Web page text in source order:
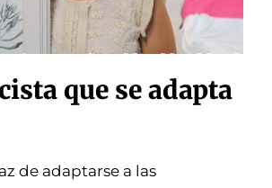
que se adapta
de adaptarse a las